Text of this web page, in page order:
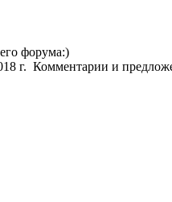
форума:)
г. Комментарии и